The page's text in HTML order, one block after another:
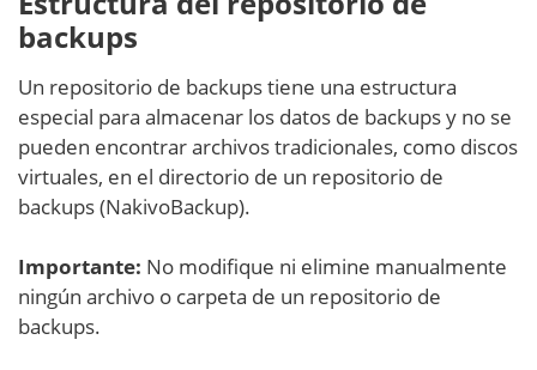
backups
Un repositorio de backups tiene una estructura
especial para almacenar los datos de backups y no se
pueden encontrar archivos tradicionales, como discos
virtuales, en el directorio de un repositorio de
backups (NakivoBackup).
Importante: No modifique ni elimine manualmente
ningún archivo o carpeta de un repositorio de
backups.